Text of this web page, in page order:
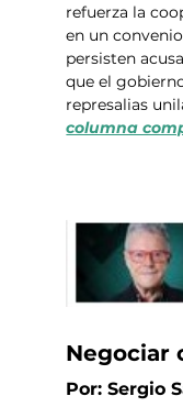
refuerza la
en un
persisten
que el
represalias
columna
Negociar
Por: Sergio